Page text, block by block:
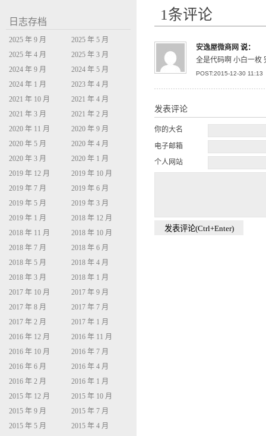
1条评论
安逸屋微商网 说：
全是代码啊 小白一枚
POST:2015-12-30 11:13
发表评论
你的大名
电子邮箱
个人网站
日志存档
2025 年 9 月
2025 年 5 月
2025 年 4 月
2025 年 3 月
2024 年 9 月
2024 年 5 月
2024 年 1 月
2023 年 4 月
2021 年 10 月
2021 年 4 月
2021 年 3 月
2021 年 2 月
2020 年 11 月
2020 年 9 月
2020 年 5 月
2020 年 4 月
2020 年 3 月
2020 年 1 月
2019 年 12 月
2019 年 10 月
2019 年 7 月
2019 年 6 月
2019 年 5 月
2019 年 3 月
2019 年 1 月
2018 年 12 月
2018 年 11 月
2018 年 10 月
2018 年 7 月
2018 年 6 月
2018 年 5 月
2018 年 4 月
2018 年 3 月
2018 年 1 月
2017 年 10 月
2017 年 9 月
2017 年 8 月
2017 年 7 月
2017 年 2 月
2017 年 1 月
2016 年 12 月
2016 年 11 月
2016 年 10 月
2016 年 7 月
2016 年 6 月
2016 年 4 月
2016 年 2 月
2016 年 1 月
2015 年 12 月
2015 年 10 月
2015 年 9 月
2015 年 7 月
2015 年 5 月
2015 年 4 月